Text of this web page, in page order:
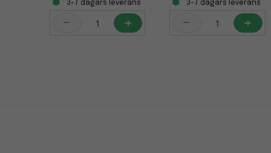
3-7 dagars leverans
- +
3-7 dagars leverans
- +